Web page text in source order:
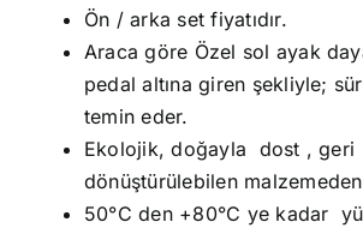
Ön / arka set fiyatıdır.
Araca göre Özel sol ayak
pedal altına giren şekliyle;
temin eder.
Ekolojik, doğayla dost , geri
dönüştürülebilen
50°C den +80°C ye kadar